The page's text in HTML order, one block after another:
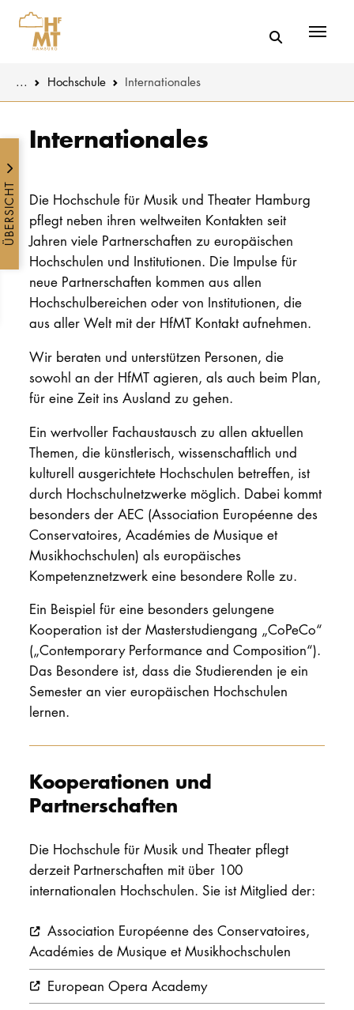
You are here:
... Hochschule Inter­nationales
Internationales
Die Hochschule für Musik und Theater Hamburg
pflegt neben ihren weltweiten Kontakten seit
Jahren viele Partnerschaften zu europäischen
Hochschulen und Institutionen. Die Impulse für
neue Partnerschaften kommen aus allen
Hochschulbereichen oder von Institutionen, die
aus aller Welt mit der HfMT Kontakt aufnehmen.
Wir beraten und unterstützen Personen, die
sowohl an der HfMT agieren, als auch beim Plan,
für eine Zeit ins Ausland zu gehen.
Ein wertvoller Fachaustausch zu allen aktuellen
Themen, die künstlerisch, wissenschaftlich und
kulturell ausgerichtete Hochschulen betreffen, ist
durch Hochschulnetzwerke möglich. Dabei kommt
besonders der AEC (Association Européenne des
Conservatoires, Académies de Musique et
Musikhochschulen) als europäisches
Kompetenznetzwerk eine besondere Rolle zu.
Ein Beispiel für eine besonders gelungene
Kooperation ist der Masterstudiengang „CoPeCo“
(„Contemporary Performance and Composition“).
Das Besondere ist, dass die Studierenden je ein
Semester an vier europäischen Hochschulen
lernen.
Kooperationen und
Partnerschaften
Die Hochschule für Musik und Theater pflegt
derzeit Partnerschaften mit über 100
internationalen Hochschulen. Sie ist Mitglied der:
Association Européenne des Conservatoires,
Académies de Musique et Musikhochschulen
European Opera Academy
ÜBERSICHT
KULTUR-
Intranet
myCampus
Online-
Organisation
Service